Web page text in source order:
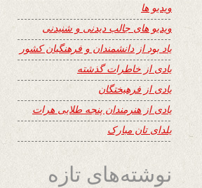
ویدیو ها
ویدیو های جالب دیدنی و شنیدنی
یاد بود از دانشمندان و فرهنگیان کشور
یادی از خاطرات گذشته
یادی از فرهیختگان
یادی از هنرمندان پنجه طلایی هرات
یلدای تان مبارک
نوشته‌های تازه